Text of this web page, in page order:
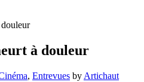
à douleur
, Entrevues by Artichaut